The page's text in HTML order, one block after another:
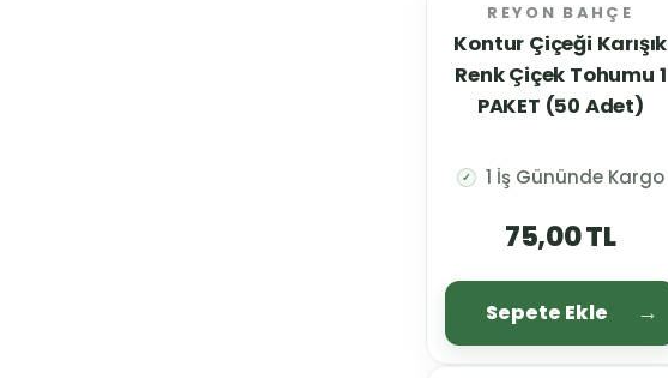
REYON BAHÇE
Kontur Çiçeği Karışık
Renk Çiçek Tohumu 1
PAKET (50 Adet)
✓ 1 İş Gününde Kargo
75,00 TL
Sepete Ekle